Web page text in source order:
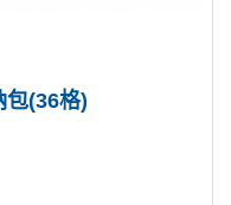
(36格)